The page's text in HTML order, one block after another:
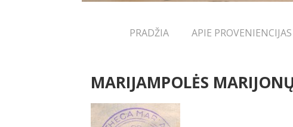
Main
PRADŽIA APIE PROVENIENCIJAS
MARIJAMPOLĖS